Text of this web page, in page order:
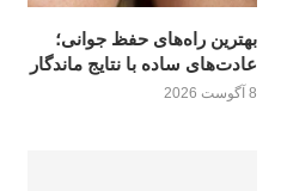
بهترین راه‌های حفظ جوانی؛
عادت‌های ساده با نتایج ماندگار
8 آگوست 2026